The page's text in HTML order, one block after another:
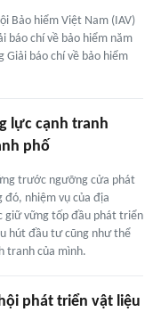
Bảo hiểm Việt Nam (IAV)
báo chí về bảo hiểm năm
Giải báo chí về bảo hiểm
lực cạnh tranh
phố
trước ngưỡng cửa phát
nhiệm vụ của địa
giữ vững tốp đầu phát triển
hút đầu tư cũng như thể
tranh của mình.
phát triển vật liệu